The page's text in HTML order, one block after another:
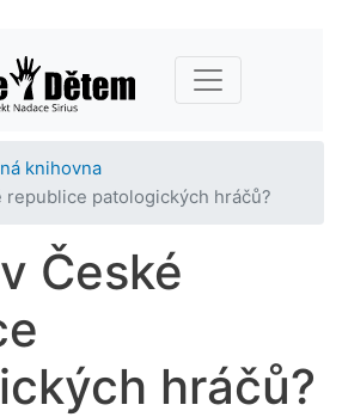
hlavnímu
obsahu
knihovna
republice patologických hráčů?
České
hráčů?